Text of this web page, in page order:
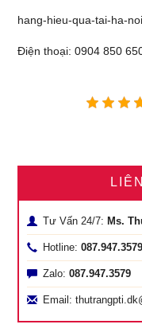
hang-hieu-qua-tai-ha-
Điện thoại: 0904 850
Tư Vấn 24/7: Ms.
Hotline:087.947.3579
Zalo:087.947.3579
Email: